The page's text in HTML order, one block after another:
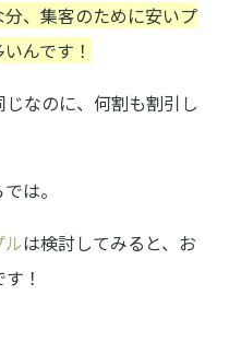
、集客のために安いプ
んです！
なのに、何割も割引し
は。
ルは検討してみると、お
！